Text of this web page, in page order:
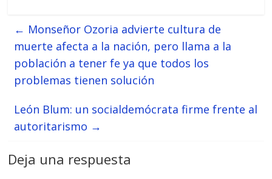
← Monseñor Ozoria advierte cultura de
muerte afecta a la nación, pero llama a la
población a tener fe ya que todos los
problemas tienen solución
León Blum: un socialdemócrata firme frente al
autoritarismo →
Deja una respuesta